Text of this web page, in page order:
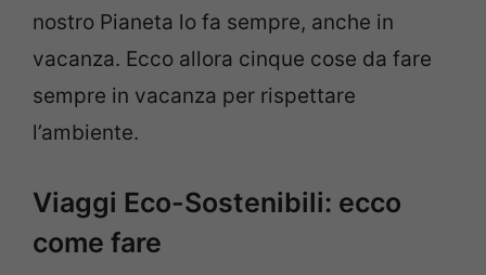
nostro Pianeta lo fa sempre, anche in
vacanza. Ecco allora cinque cose da fare
sempre in vacanza per rispettare
l’ambiente.
Viaggi Eco-Sostenibili: ecco
come fare